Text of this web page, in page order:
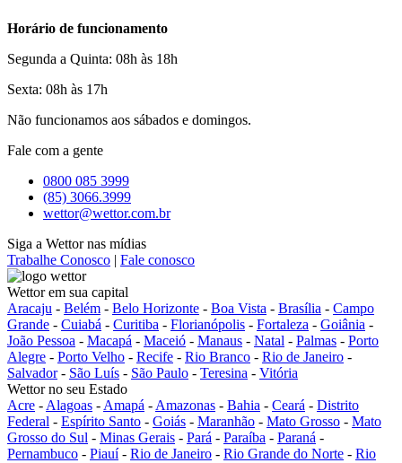
Horário de funcionamento
Segunda a Quinta: 08h às 18h
Sexta: 08h às 17h
Não funcionamos aos sábados e domingos.
Fale com a gente
0800 085 3999
(85) 3066.3999
wettor@wettor.com.br
Siga a Wettor nas mídias
Trabalhe Conosco | Fale conosco
Wettor em sua capital
Aracaju - Belém - Belo Horizonte - Boa Vista - Brasília - Campo
Grande - Cuiabá - Curitiba - Florianópolis - Fortaleza - Goiânia -
João Pessoa - Macapá - Maceió - Manaus - Natal - Palmas - Porto
Alegre - Porto Velho - Recife - Rio Branco - Rio de Janeiro -
Salvador- São Luís - São Paulo - Teresina - Vitória
Wettor no seu Estado
Acre - Alagoas - Amapá - Amazonas - Bahia - Ceará - Distrito
Federal - Espírito Santo - Goiás - Maranhão - Mato Grosso - Mato
Grosso do Sul - Minas Gerais - Pará - Paraíba - Paraná -
Pernambuco - Piauí- Rio de Janeiro - Rio Grande do Norte - Rio